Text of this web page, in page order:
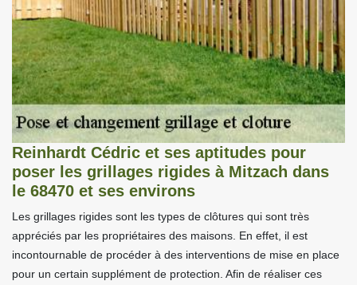
Reinhardt Cédric et ses aptitudes pour
poser les grillages rigides à Mitzach dans
le 68470 et ses environs
Les grillages rigides sont les types de clôtures qui sont très
appréciés par les propriétaires des maisons. En effet, il est
incontournable de procéder à des interventions de mise en place
pour un certain supplément de protection. Afin de réaliser ces